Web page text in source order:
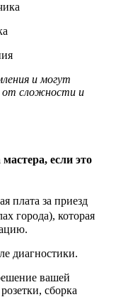
и могут
от сложности и
если это
плата за приезд
города), которая
диагностики.
вашей
сборка